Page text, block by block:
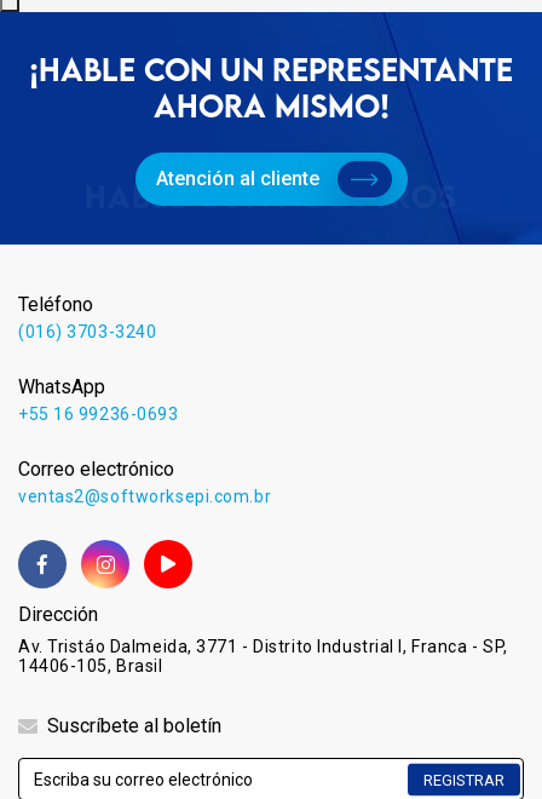
¡HABLE CON UN REPRESENTANTE
AHORA MISMO!
Atención al cliente
Teléfono
(016) 3703-3240
WhatsApp
+55 16 99236-0693
Correo electrónico
ventas2@softworksepi.com.br
Dirección
Av. Tristáo Dalmeida, 3771 - Distrito Industrial I, Franca - SP,
14406-105, Brasil
Suscríbete al boletín
REGISTRAR